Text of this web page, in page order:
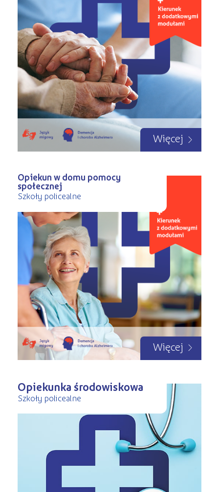
Więcej
Opiekun w domu pomocy
społecznej
Szkoły policealne
Więcej
Opiekunka środowiskowa
Szkoły policealne